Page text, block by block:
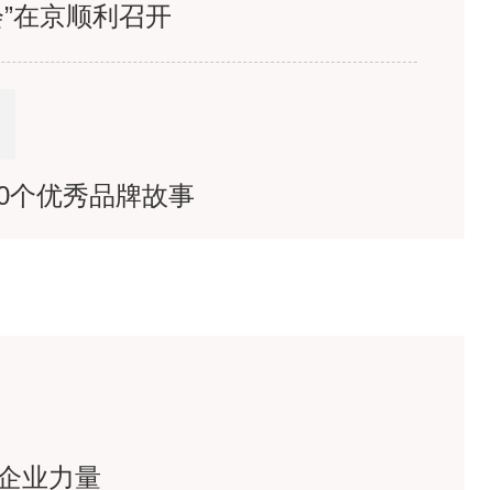
在京顺利召开
个优秀品牌故事
业力量